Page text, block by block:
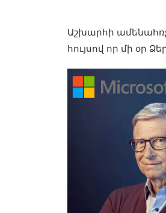
Աշխարհի
հույսով որ մի օր